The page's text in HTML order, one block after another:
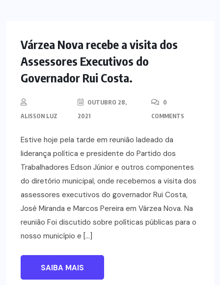
NOTÍCIAS
Várzea Nova recebe a visita dos
Assessores Executivos do
Governador Rui Costa.
ALISSON LUZ
OUTUBRO 28,
2021
0
COMMENTS
Estive hoje pela tarde em reunião ladeado da
liderança política e presidente do Partido dos
Trabalhadores Edson Júnior e outros componentes
do diretório municipal, onde recebemos a visita dos
assessores executivos do governador Rui Costa,
José Miranda e Marcos Pereira em Várzea Nova. Na
reunião Foi discutido sobre políticas públicas para o
nosso município e […]
SAIBA MAIS